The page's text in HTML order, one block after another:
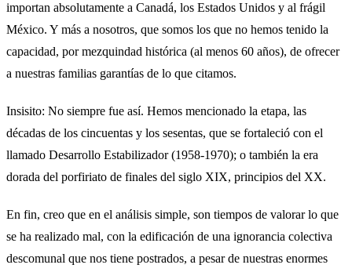
importan absolutamente a Canadá, los Estados Unidos y al frágil
México. Y más a nosotros, que somos los que no hemos tenido la
capacidad, por mezquindad histórica (al menos 60 años), de ofrecer
a nuestras familias garantías de lo que citamos.
Insisito: No siempre fue así. Hemos mencionado la etapa, las
décadas de los cincuentas y los sesentas, que se fortaleció con el
llamado Desarrollo Estabilizador (1958-1970); o también la era
dorada del porfiriato de finales del siglo XIX, principios del XX.
En fin, creo que en el análisis simple, son tiempos de valorar lo que
se ha realizado mal, con la edificación de una ignorancia colectiva
descomunal que nos tiene postrados, a pesar de nuestras enormes